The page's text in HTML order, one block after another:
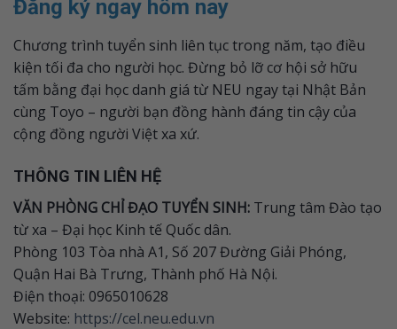
Đăng ký ngay hôm nay
Chương trình tuyển sinh liên tục trong năm, tạo điều
kiện tối đa cho người học. Đừng bỏ lỡ cơ hội sở hữu
tấm bằng đại học danh giá từ NEU ngay tại Nhật Bản
cùng Toyo – người bạn đồng hành đáng tin cậy của
cộng đồng người Việt xa xứ.
THÔNG TIN LIÊN HỆ
VĂN PHÒNG CHỈ ĐẠO TUYỂN SINH: Trung tâm Đào tạo
từ xa – Đại học Kinh tế Quốc dân.
Phòng 103 Tòa nhà A1, Số 207 Đường Giải Phóng,
Quận Hai Bà Trưng, Thành phố Hà Nội.
Điện thoại: 0965010628
Website: https://cel.neu.edu.vn